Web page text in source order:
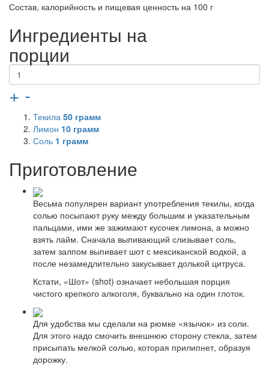
Состав, калорийность и пищевая ценность на 100 г
Ингредиенты на
порции
+ -
Текила 50 грамм
Лимон 10 грамм
Соль 1 грамм
Приготовление
Весьма популярен вариант употребления текилы, когда
солью посыпают руку между большим и указательным
пальцами, ими же зажимают кусочек лимона, а можно
взять лайм. Сначала выпивающий слизывает соль,
затем залпом выпивает шот с мексиканской водкой, а
после незамедлительно закусывает долькой цитруса.
Кстати, «Шот» (shot) означает небольшая порция
чистого крепкого алкоголя, буквально на один глоток.
Для удобства мы сделали на рюмке «язычок» из соли.
Для этого надо смочить внешнюю сторону стекла, затем
присыпать мелкой солью, которая прилипнет, образуя
дорожку.